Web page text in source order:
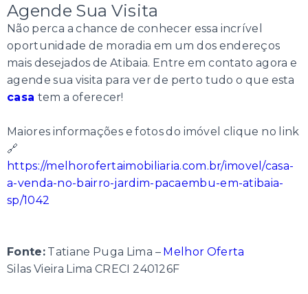
Agende Sua Visita
Não perca a chance de conhecer essa incrível
oportunidade de moradia em um dos endereços
mais desejados de Atibaia. Entre em contato agora e
agende sua visita para ver de perto tudo o que esta
casa tem a oferecer!
Maiores informações e fotos do imóvel clique no link
🔗
https://melhorofertaimobiliaria.com.br/imovel/casa-
a-venda-no-bairro-jardim-pacaembu-em-atibaia-
sp/1042
Fonte:Tatiane Puga Lima – Melhor Oferta
Silas Vieira Lima CRECI 240126F